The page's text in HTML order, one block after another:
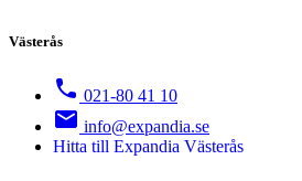
Västerås
021-80 41 10
info@expandia.se
Hitta till Expandia Västerås